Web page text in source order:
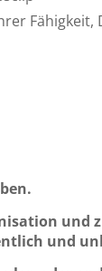
Fähigkeit,
und
und